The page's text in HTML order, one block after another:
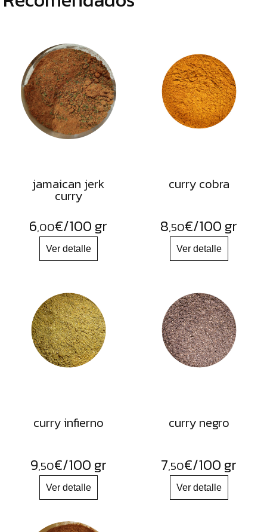
jamaican jerk
curry
6,00€/100 gr
curry cobra
8,50€/100 gr
curry infierno
9,50€/100 gr
curry negro
7,50€/100 gr